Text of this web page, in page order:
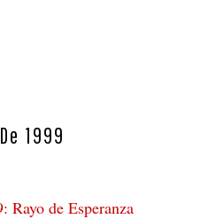
1999
Rayo de Esperanza